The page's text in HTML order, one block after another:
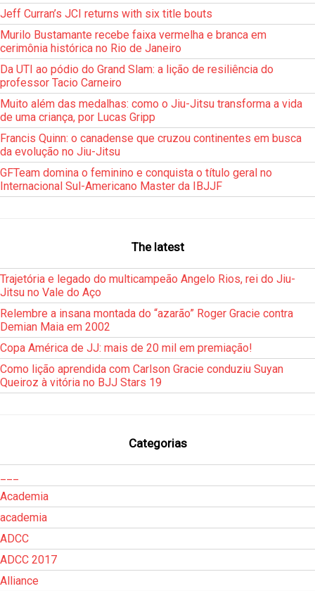
Jeff Curran’s JCI returns with six title bouts
Murilo Bustamante recebe faixa vermelha e branca em
cerimônia histórica no Rio de Janeiro
Da UTI ao pódio do Grand Slam: a lição de resiliência do
professor Tacio Carneiro
Muito além das medalhas: como o Jiu-Jitsu transforma a vida
de uma criança, por Lucas Gripp
Francis Quinn: o canadense que cruzou continentes em busca
da evolução no Jiu-Jitsu
GFTeam domina o feminino e conquista o título geral no
Internacional Sul-Americano Master da IBJJF
The latest
Trajetória e legado do multicampeão Angelo Rios, rei do Jiu-
Jitsu no Vale do Aço
Relembre a insana montada do “azarão” Roger Gracie contra
Demian Maia em 2002
Copa América de JJ: mais de 20 mil em premiação!
Como lição aprendida com Carlson Gracie conduziu Suyan
Queiroz à vitória no BJJ Stars 19
Categorias
Academia
academia
ADCC
ADCC 2017
Alliance